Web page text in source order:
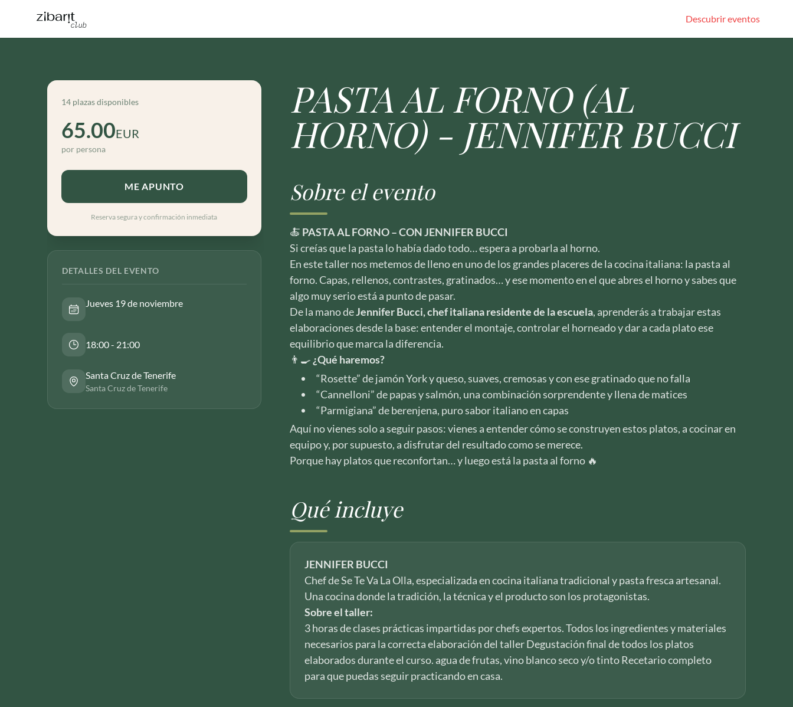
Descubrir eventos
14 plazas disponibles
65.00EUR
por persona
ME APUNTO
Reserva segura y confirmación inmediata
DETALLES DEL EVENTO
Jueves 19 de noviembre
18:00 - 21:00
Santa Cruz de Tenerife
Santa Cruz de Tenerife
PASTA AL FORNO (AL
HORNO) - JENNIFER BUCCI
Sobre el evento
🍝 PASTA AL FORNO – CON JENNIFER BUCCI
Si creías que la pasta lo había dado todo… espera a probarla al horno.
En este taller nos metemos de lleno en uno de los grandes placeres de la cocina italiana: la pasta al
forno. Capas, rellenos, contrastes, gratinados… y ese momento en el que abres el horno y sabes que
algo muy serio está a punto de pasar.
De la mano deJennifer Bucci, chef italiana residente de la escuela, aprenderás a trabajar estas
elaboraciones desde la base: entender el montaje, controlar el horneado y dar a cada plato ese
equilibrio que marca la diferencia.
👨‍🍳 ¿Qué haremos?
“Rosette” de jamón York y queso, suaves, cremosas y con ese gratinado que no falla
“Cannelloni” de papas y salmón, una combinación sorprendente y llena de matices
“Parmigiana” de berenjena, puro sabor italiano en capas
Aquí no vienes solo a seguir pasos: vienes a entender cómo se construyen estos platos, a cocinar en
equipo y, por supuesto, a disfrutar del resultado como se merece.
Porque hay platos que reconfortan… y luego está la pasta al forno 🔥
Qué incluye
JENNIFER BUCCI
Chef de Se Te Va La Olla, especializada en cocina italiana tradicional y pasta fresca artesanal.
Una cocina donde la tradición, la técnica y el producto son los protagonistas.
Sobre el taller:
3 horas de clases prácticas impartidas por chefs expertos. Todos los ingredientes y materiales
necesarios para la correcta elaboración del taller Degustación final de todos los platos
elaborados durante el curso. agua de frutas, vino blanco seco y/o tinto Recetario completo
para que puedas seguir practicando en casa.